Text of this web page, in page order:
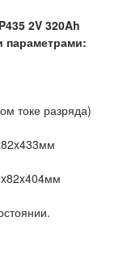
2V 320Ah
параметрами:
токе разряда)